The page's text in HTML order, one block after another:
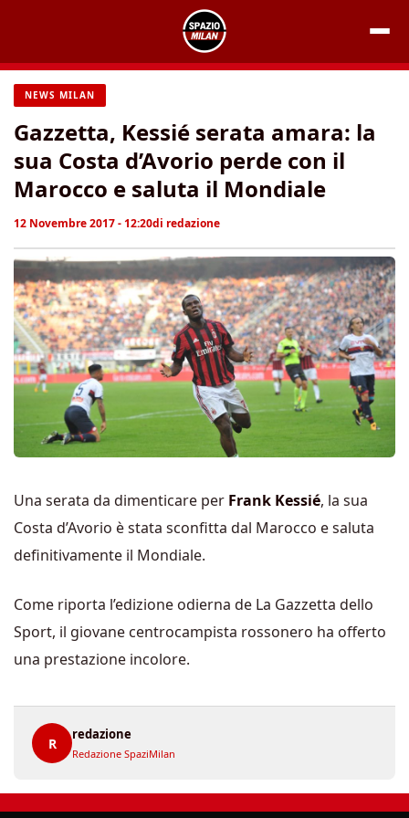
contenuto
NEWS MILAN
Gazzetta, Kessié serata amara: la
sua Costa d’Avorio perde con il
Marocco e saluta il Mondiale
12 Novembre 2017 - 12:20di redazione
Una serata da dimenticare per Frank Kessié, la sua
Costa d’Avorio è stata sconfitta dal Marocco e saluta
definitivamente il Mondiale.
Come riporta l’edizione odierna de La Gazzetta dello
Sport, il giovane centrocampista rossonero ha offerto
una prestazione incolore.
R
redazione
Redazione SpaziMilan